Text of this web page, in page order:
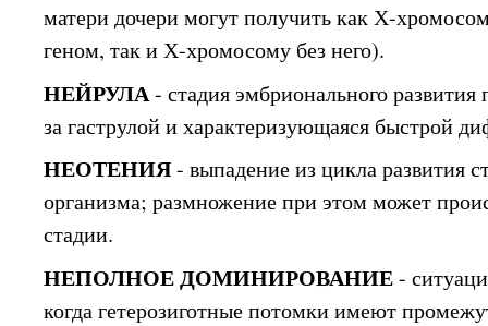
матери дочери могут получить как Х-
геном, так и Х-хромосому без него).
НЕЙРУЛА- стадия эмбрионального
за гаструлой и характеризующаяся быстрой
НЕОТЕНИЯ- выпадение из цикла развития
организма; размножение при этом может
стадии.
НЕПОЛНОЕ ДОМИНИРОВАНИЕ-
когда гетерозиготные потомки имеют